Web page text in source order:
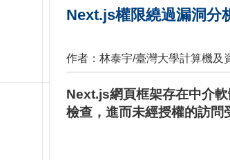
Next.js權限繞過漏洞分
作者：林泰宇/臺灣大學計算機及
Next.js網頁框架存在中介
檢查，進而未經授權的訪問